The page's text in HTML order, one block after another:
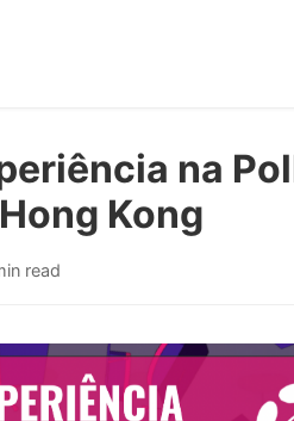
na
Kong
read